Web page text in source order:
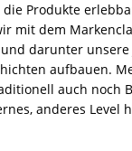
Produkte
mit dem
darunter unsere
aufbauen.
auch noch
anderes Level